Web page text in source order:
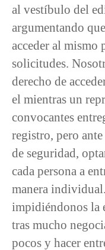
al vestíbulo del
argumentando
acceder al mismo
solicitudes.
derecho de
el mientras un
convocantes
registro, pero
de seguridad,
cada persona a
manera
impidiéndonos la
tras mucho
pocos y hacer